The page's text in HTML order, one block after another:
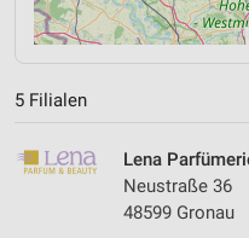
5 Filialen
Lena
Neustraße 36
48599 Gronau